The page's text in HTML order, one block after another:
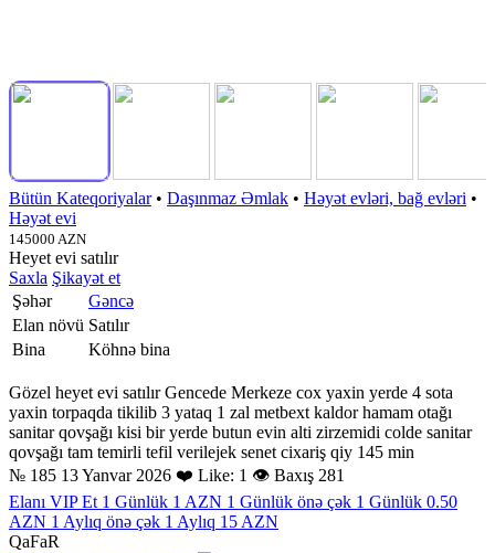
Bütün Kateqoriyalar• Daşınmaz Əmlak • Həyət evləri, bağ evləri •
Həyət evi
145000 AZN
Heyet evi satılır
Saxla Şikayət et
Şəhər
Gəncə
Elan növü Satılır
Bina
Köhnə bina
Gözel heyet evi satılır Gencede Merkeze cox yaxin yerde 4 sota
yaxin torpaqda tikilib 3 yataq 1 zal metbext kaldor hamam otağı
sanitar qovşağı kisi bir yerde butun evin alti zirzemidi colde sanitar
qovşağı tam temirli tefil verilejek senet cixariş qiy 145 min
№ 185 13 Yanvar 2026 ❤️ Like: 1 👁 Baxış 281
Elanı VIP Et 1 Günlük 1 AZN 1 Günlük önə çək 1 Günlük 0.50
AZN 1 Aylıq önə çək 1 Aylıq 15 AZN
QaFaR